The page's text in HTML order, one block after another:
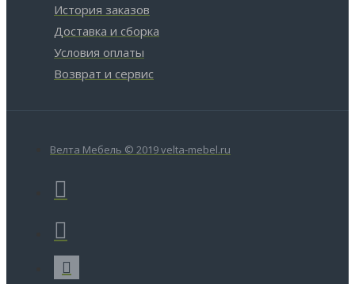
История заказов
Доставка и сборка
Условия оплаты
Возврат и сервис
Велта Мебель © 2019 velta-mebel.ru